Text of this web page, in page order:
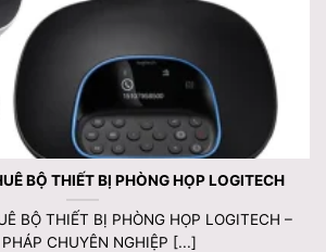
BỘ THIẾT BỊ PHÒNG HỌP LOGITECH
BỘ THIẾT BỊ PHÒNG HỌP LOGITECH –
CHUYÊN NGHIỆP [...]